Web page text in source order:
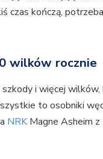
czas kończą,
wilków rocznie
i więcej wilków,
to osobniki
NRKMagne Asheim